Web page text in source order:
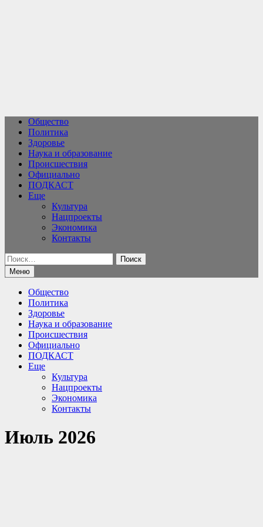
Общество
Политика
Здоровье
Наука и образование
Происшествия
Официально
ПОДКАСТ
Еще
Культура
Нацпроекты
Экономика
Контакты
Найти:
Меню
Общество
Политика
Здоровье
Наука и образование
Происшествия
Официально
ПОДКАСТ
Еще
Культура
Нацпроекты
Экономика
Контакты
Июль 2026